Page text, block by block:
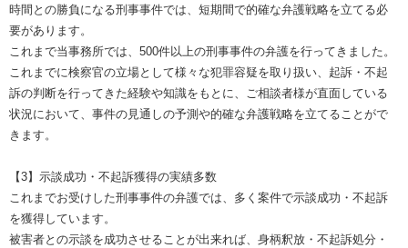
時間との勝負になる刑事事件では、短期間で的確な弁護戦略を立てる必
要があります。
これまで当事務所では、500件以上の刑事事件の弁護を行ってきました。
これまでに検察官の立場として様々な犯罪容疑を取り扱い、起訴・不起
訴の判断を行ってきた経験や知識をもとに、ご相談者様が直面している
状況において、事件の見通しの予測や的確な弁護戦略を立てることがで
きます。
【3】示談成功・不起訴獲得の実績多数
これまでお受けした刑事事件の弁護では、多く案件で示談成功・不起訴
を獲得しています。
被害者との示談を成功させることが出来れば、身柄釈放・不起訴処分・